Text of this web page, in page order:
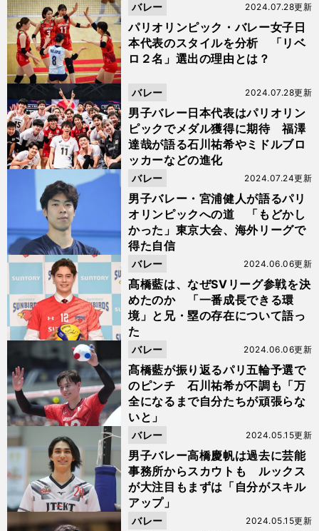
パリオリンピック・バレー女子日
本代表のスタイルを分析 「リベ
ロ２名」選出の理由とは？
2024.07.28更新
バレー
男子バレー日本代表はパリオリン
ピックでメダル獲得に期待 福澤
達哉が語る石川祐希やミドルブロ
ッカーなどの進化
2024.07.28更新
バレー
男子バレー・宮浦健人が語るパリ
オリンピックへの道 「もどかし
かった」東京大会、海外リーグで
得た自信
2024.07.24更新
バレー
髙橋藍は、なぜSVリーグ参戦を決
めたのか 「一番成長できる環
境」と兄・塁の存在について語っ
た
2024.06.06更新
バレー
髙橋藍が振り返るパリ五輪予選で
のピンチ 石川祐希が不調も「万
全になるまで自分たちが頑張らな
いと」
2024.06.06更新
バレー
男子バレー高橋慶帆は過去に芸能
事務所からスカウトも ルックス
が大注目もまずは「自分がスキル
アップ」
2024.05.15更新
バレー
2024.05.15更新
バレー